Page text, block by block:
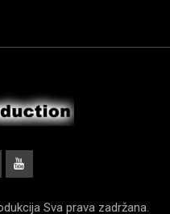
Sva prava zadržana.